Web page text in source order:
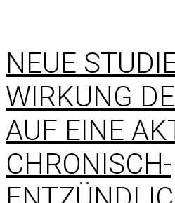
NEUE
WIRKUNG
AUF EINE
CHRONISCH-